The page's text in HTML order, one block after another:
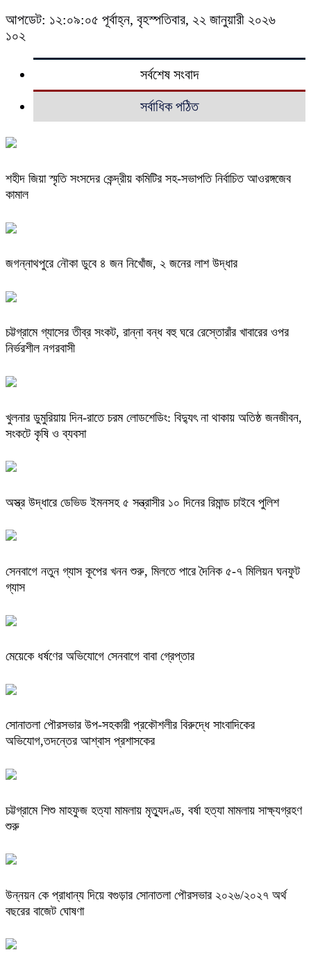
আপডেট: ১২:০৯:০৫ পূর্বাহ্ন, বৃহস্পতিবার, ২২ জানুয়ারী ২০২৬
১০২
সর্বশেষ সংবাদ
সর্বাধিক পঠিত
শহীদ জিয়া স্মৃতি সংসদের কেন্দ্রীয় কমিটির সহ-সভাপতি নির্বাচিত আওরঙ্গজেব
কামাল
জগন্নাথপুরে নৌকা ডুবে ৪ জন নিখোঁজ, ২ জনের লাশ উদ্ধার
চট্টগ্রামে গ্যাসের তীব্র সংকট, রান্না বন্ধ বহু ঘরে রেস্তোরাঁর খাবারের ওপর
নির্ভরশীল নগরবাসী
খুলনার ডুমুরিয়ায় দিন-রাতে চরম লোডশেডিং: বিদ্যুৎ না থাকায় অতিষ্ঠ জনজীবন,
সংকটে কৃষি ও ব্যবসা
অস্ত্র উদ্ধারে ডেভিড ইমনসহ ৫ সন্ত্রাসীর ১০ দিনের রিমান্ড চাইবে পুলিশ
সেনবাগে নতুন গ্যাস কূপের খনন শুরু, মিলতে পারে দৈনিক ৫-৭ মিলিয়ন ঘনফুট
গ্যাস
মেয়েকে ধর্ষণের অভিযোগে সেনবাগে বাবা গ্রেপ্তার
সোনাতলা পৌরসভার উপ-সহকারী প্রকৌশলীর বিরুদ্ধে সাংবাদিকের
অভিযোগ,তদন্তের আশ্বাস প্রশাসকের
চট্টগ্রামে শিশু মাহফুজ হত্যা মামলায় মৃত্যুদণ্ড, বর্ষা হত্যা মামলায় সাক্ষ্যগ্রহণ
শুরু
উন্নয়ন কে প্রাধান্য দিয়ে বগুড়ার সোনাতলা পৌরসভার ২০২৬/২০২৭ অর্থ
বছরের বাজেট ঘোষণা